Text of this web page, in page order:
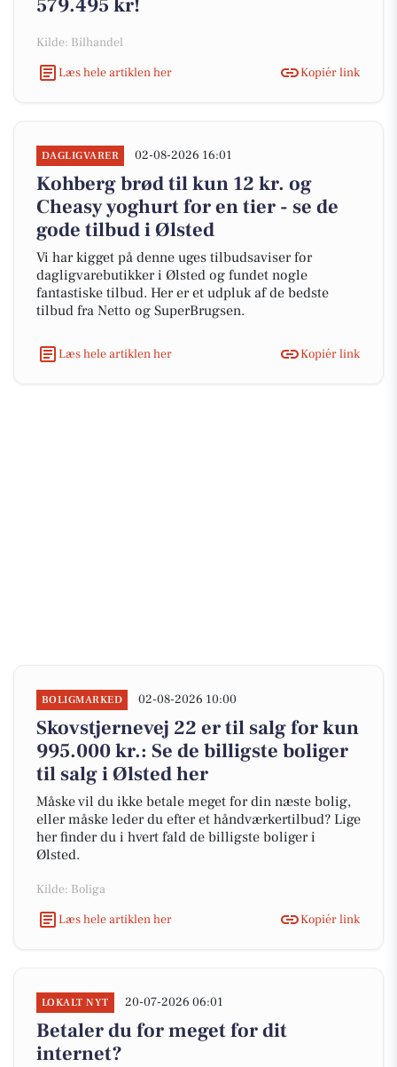
579.495 kr!
Kilde: Bilhandel
Læs hele artiklen her
Kopiér link
DAGLIGVARER 02-08-2026 16:01
Kohberg brød til kun 12 kr. og
Cheasy yoghurt for en tier - se de
gode tilbud i Ølsted
Vi har kigget på denne uges tilbudsaviser for
dagligvarebutikker i Ølsted og fundet nogle
fantastiske tilbud. Her er et udpluk af de bedste
tilbud fra Netto og SuperBrugsen.
Læs hele artiklen her Kopiér link
BOLIGMARKED 02-08-2026 10:00
Skovstjernevej 22 er til salg for kun
995.000 kr.: Se de billigste boliger
til salg i Ølsted her
Måske vil du ikke betale meget for din næste bolig,
eller måske leder du efter et håndværkertilbud? Lige
her finder du i hvert fald de billigste boliger i
Ølsted.
Kilde: Boliga
Læs hele artiklen her
Kopiér link
LOKALT NYT 20-07-2026 06:01
Betaler du for meget for dit
internet?